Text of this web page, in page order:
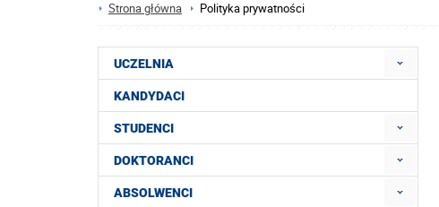
Strona główna Polityka prywatności
UCZELNIA
KANDYDACI
STUDENCI
DOKTORANCI
ABSOLWENCI